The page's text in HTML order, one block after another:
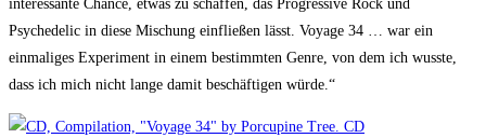
interessante Chance, etwas zu schaffen, das Progressive Rock und
Psychedelic in diese Mischung einfließen lässt. Voyage 34 … war ein
einmaliges Experiment in einem bestimmten Genre, von dem ich wusste,
dass ich mich nicht lange damit beschäftigen würde.“